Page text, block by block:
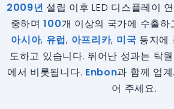
2009년 설립 이후 LED 디스플레이
중하며100개 이상의 국가에 수출
아시아, 유럽, 아프리카, 미국 등지에
도하고 있습니다. 뛰어난 성과는 탁
에서 비롯됩니다. Enbon과 함께 업
어 주세요.